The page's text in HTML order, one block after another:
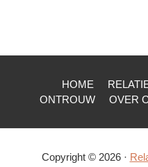
HOME
ONTROUW
OVER
Copyright © 2026 ·